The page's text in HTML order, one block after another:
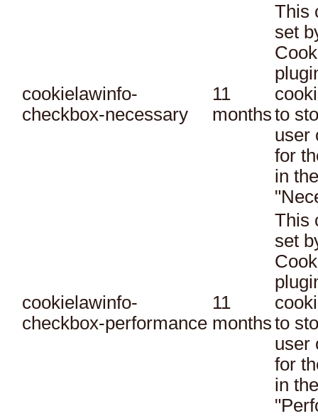
cookielawinfo-
checkbox-necessary
11
months
This
set
to
user
for
in
cookielawinfo-
checkbox-performance
11
months
This
set
to
user
for
in